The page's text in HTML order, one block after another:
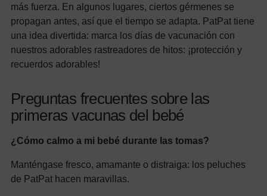
más fuerza. En algunos lugares, ciertos gérmenes se
propagan antes, así que el tiempo se adapta. PatPat tiene
una idea divertida: marca los días de vacunación con
nuestros adorables rastreadores de hitos: ¡protección y
recuerdos adorables!
Preguntas frecuentes sobre las
primeras vacunas del bebé
¿Cómo calmo a mi bebé durante las tomas?
Manténgase fresco, amamante o distraiga: los peluches
de PatPat hacen maravillas.